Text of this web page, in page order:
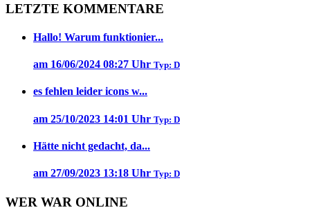
LETZTE KOMMENTARE
Hallo! Warum funktionier...
am 16/06/2024 08:27 Uhr Typ: D
es fehlen leider icons w...
am 25/10/2023 14:01 Uhr Typ: D
Hätte nicht gedacht, da...
am 27/09/2023 13:18 Uhr Typ: D
WER WAR ONLINE